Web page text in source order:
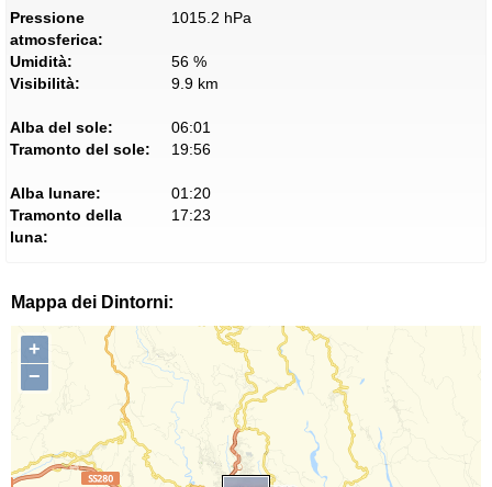
Pressione
atmosferica:
1015.2 hPa
Umidità:
56 %
Visibilità:
9.9 km
Alba del sole:
06:01
Tramonto del sole:
19:56
Alba lunare:
01:20
Tramonto della
luna:
17:23
Mappa dei Dintorni:
+
−